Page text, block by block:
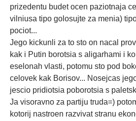
prizedentu budet ocen paziotnaja
vilniusa tipo golosujte za menia)
pociot...
Jego kickunli za to sto on nacal
kak i Putin borotsia s aligarhami i
eselonah vlasti, potomu sto pod
celovek kak Borisov... Nosejcas
jescio pridiotsia poborotsia s
Ja visoravno za partiju truda=)
kotorij nastroen razvivat stranu